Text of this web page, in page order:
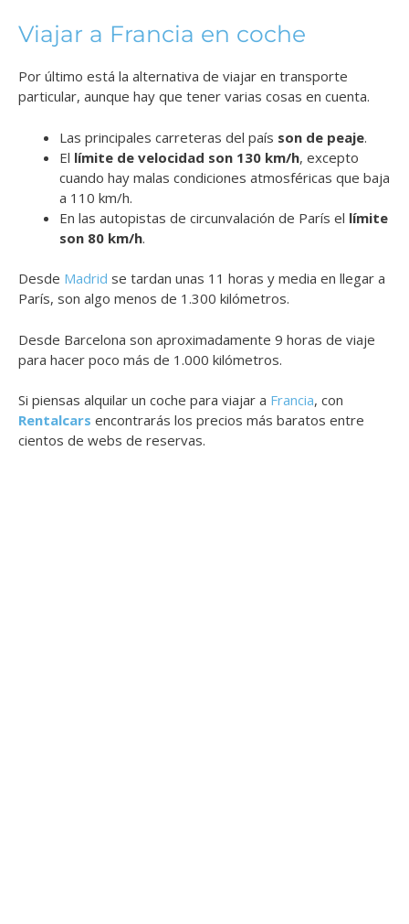
Viajar a Francia en coche
Por último está la alternativa de viajar en transporte
particular, aunque hay que tener varias cosas en cuenta.
Las principales carreteras del país son de peaje.
El límite de velocidad son 130 km/h, excepto
cuando hay malas condiciones atmosféricas que baja
a 110 km/h.
En las autopistas de circunvalación de París el límite
son 80 km/h.
Desde Madrid se tardan unas 11 horas y media en llegar a
París, son algo menos de 1.300 kilómetros.
Desde Barcelona son aproximadamente 9 horas de viaje
para hacer poco más de 1.000 kilómetros.
Si piensas alquilar un coche para viajar a Francia, con
Rentalcars encontrarás los precios más baratos entre
cientos de webs de reservas.